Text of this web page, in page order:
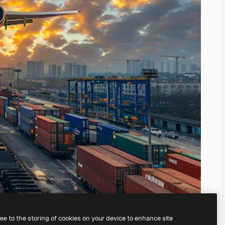
il generatore di immagini IA.
to the storing of cookies on your device to enhance site